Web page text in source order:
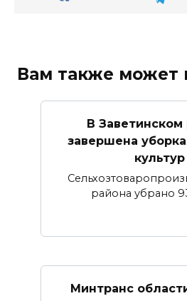
Вам также может
В Заветинском
завершена
культур
района убрано
Минтранс